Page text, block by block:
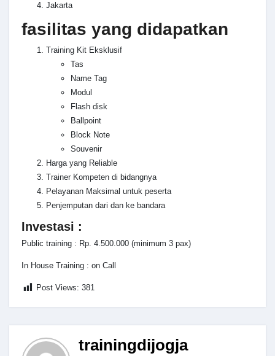
Jakarta
fasilitas yang didapatkan
Training Kit Eksklusif
Tas
Name Tag
Modul
Flash disk
Ballpoint
Block Note
Souvenir
Harga yang Reliable
Trainer Kompeten di bidangnya
Pelayanan Maksimal untuk peserta
Penjemputan dari dan ke bandara
Investasi :
Public training : Rp. 4.500.000 (minimum 3 pax)
In House Training : on Call
Post Views: 381
trainingdijogja